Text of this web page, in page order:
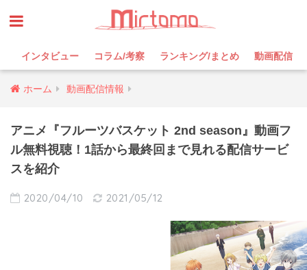
インタビュー コラム/考察 ランキング/まとめ 動画配信
ホーム 動画配信情報
アニメ『フルーツバスケット 2nd season』動画フ
ル無料視聴！1話から最終回まで見れる配信サービ
スを紹介
2020/04/10 2021/05/12